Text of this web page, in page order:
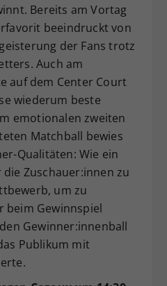
Bereits am Vortag
beeindruckt von
der Fans trotz
Auch am
auf dem Center Court
wiederum beste
emotionalen zweiten
Matchball bewies
Qualitäten: Wie ein
Zuschauer:innen zu
um zu
beim Gewinnspiel
Gewinner:innenball
Publikum mit